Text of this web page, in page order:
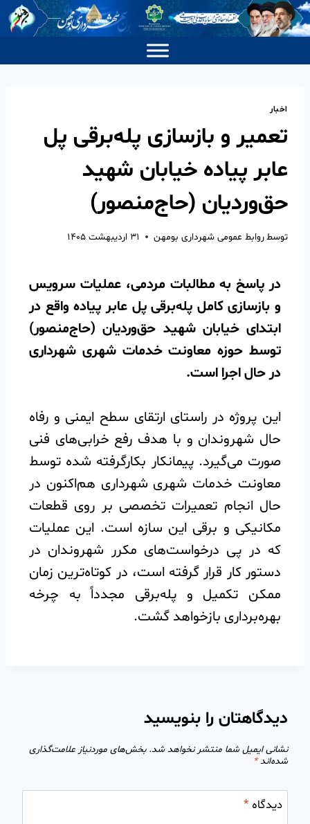
اخبار
تعمیر و بازسازی پله‌برقی پل
عابر پیاده خیابان شهید
حق‌وردیان (حاج‌منصور)
توسطروابط عمومی شهرداری بومهن ۳۱ اردیبهشت ۱۴۰۵
در پاسخ به مطالبات مردمی، عملیات سرویس
و بازسازی کامل پله‌برقی پل عابر پیاده واقع در
ابتدای خیابان شهید حق‌وردیان (حاج‌منصور)
توسط حوزه معاونت خدمات شهری شهرداری
در حال اجرا است.
️این پروژه در راستای ارتقای سطح ایمنی و رفاه
حال شهروندان و با هدف رفع خرابی‌های فنی
صورت می‌گیرد. پیمانکار بکارگرفته شده توسط
معاونت خدمات شهری شهرداری هم‌اکنون در
حال انجام تعمیرات تخصصی بر روی قطعات
مکانیکی و برقی این سازه است. این عملیات
که در پی درخواست‌های مکرر شهروندان در
دستور کار قرار گرفته است، در کوتاه‌ترین زمان
ممکن تکمیل و پله‌برقی مجدداً به چرخه
بهره‌برداری بازخواهد گشت.
دیدگاهتان را بنویسید
نشانی ایمیل شما منتشر نخواهد شد. بخش‌های موردنیاز علامت‌گذاری
شده‌اند*
دیدگاه*